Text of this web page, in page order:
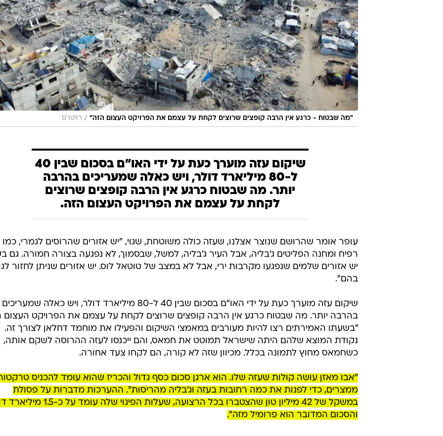
"מה שבטוח - כרגע אין הרבה קופצים שרוצים לקחת על עצמם את הפרויקט העצום הזה" / רויטרס
שיקום עזה מוערך כעת על ידי האו"ם בסכום שבין 40
ל-80 מיליארד דולר, ויש כאלה שמעריכים בהרבה
יותר. מה שבטוח כרגע אין הרבה קופצים שרוצים
לקחת על עצמם את הפרויקט העצום הזה.
עופר אומר שהרושם שנוצר אצלנו, שעזה כולה משוטחת, שגוי, "יש אזורים שהרוסים לגמרי, כמו
רפיח ומחנה הפליטים ג'בליה, אבל העיר ג'בליה, למשל, שבסמוך, לא נפגעה בצורה חמורה. גם
יש אזורים שלמים שנפגעו מקרבות ירי, אבל לא במצב של טוטאל לוס. יש אזורים שניתן לחזור
בהם".
שיקום עזה מוערך כעת על ידי האו"ם בסכום שבין 40 ל-80 מיליארד דולר, ויש כאלה שמעריכים
בהרבה יותר. מה שבטוח כרגע אין הרבה קופצים שרוצים לקחת על עצמם את הפרויקט העצום
"בשעתו האמירתים רצו להיות מעורבים במאמצי השיקום והפעילו את מוחמד דחלאן לצורך זה.
נקודת המוצא שלהם היתה שישראל תמוטט את חמאס, והם ייכנסו לעזה ההרוסה לשקם אותה,
כשחמאס מחוץ לתמונה בכלל. מכיוון שזה לא קורה, הם לקחו צעד אחורה.
"אבו מאזן עושה קולות שעזה שלו. הוא ארגן סכום כסף גדול והכריז שהוא עומד להכניס
ממצרים, כדי לפנות את כמה רחובות בעזה וג'בליה מהריסות". ההערכות מדברות על פסולת
במשקל של 42 מיליון טון שהצטברו בכל הרצועה, שעלות הפינוי שלה
והסכום המדובר הוא פרומיל מזה".